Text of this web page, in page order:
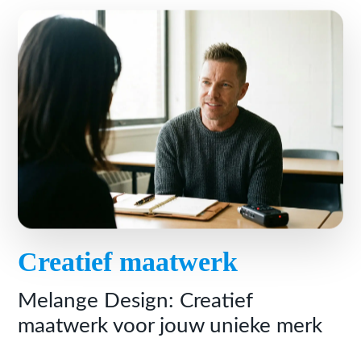
Creatief maatwerk
Melange Design: Creatief
maatwerk voor jouw unieke merk